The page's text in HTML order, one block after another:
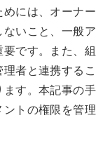
には、オーナー
いこと、一般ア
です。また、組
者と連携するこ
す。本記事の手
トの権限を管理